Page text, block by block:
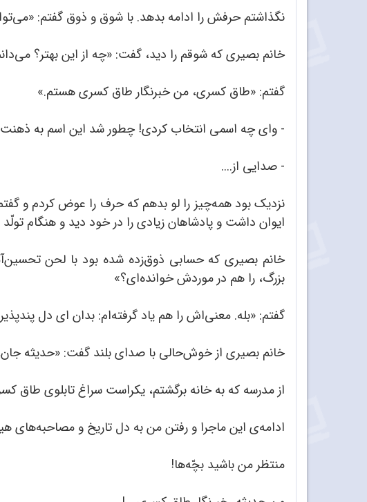
نگذاشتم حرفش را ادامه بدهد. با شوق و ذوق گفتم:
خانم بصیری که شوقم را دید، گفت: «چه از این بهتر؟
گفتم: «طاق کسری، من خبرنگار طاق کسری هستم.»
- وای چه اسمی انتخاب کردی! چطور شد این اسم به
- صدایی از....
ایوان داشت و پادشاهان زیادی را در خود دید و هنگام
خانم بصیری که حسابی ذوق‌زده شده بود با لحن
بزرگ، را هم در موردش خوانده‌ای؟»
گفتم: «بله. معنی‌اش را هم یاد گرفته‌ام: بدان ای دل
خانم بصیری از خوش‌حالی با صدای بلند گفت: «حدیثه
از مدرسه که به خانه برگشتم، یکراست سراغ تابلوی طاق
ادامه‌ی این ماجرا و رفتن من به دل تاریخ و مصاحبه‌های
منتظر من باشید بچّه‌ها!